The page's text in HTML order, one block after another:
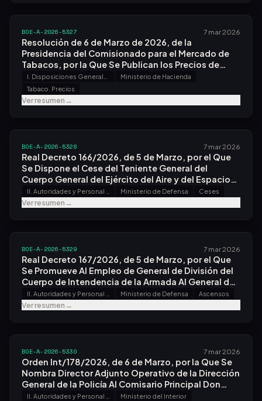
Interesados ante la Administración Tributaria.
BOE-A-2026-5327 7 mar 2026
Resolución de 6 de Marzo de 2026, de la
Presidencia del Comisionado para el Mercado de
Tabacos, por la Que Se Publican los Precios de
Venta Al Público de Determinadas Labores de
Tabaco en Expendedurías de Tabaco y Timbre del
Área de Península y Baleares.
Ministerio de Hacienda
Tabaco. Precios
Ver resumen→
BOE-A-2026-5328 7 mar 2026
Real Decreto 166/2026, de 5 de Marzo, por el Que
Se Dispone el Cese del Teniente General del
Cuerpo General del Ejército del Aire y del Espacio
Don José Luis Pardo Jario Como Jefe del Mando de
Apoyo Logístico del Ejército del Aire y del Espacio.
Ministerio de Defensa Ceses
Ver resumen→
BOE-A-2026-5329 7 mar 2026
Real Decreto 167/2026, de 5 de Marzo, por el Que
Se Promueve Al Empleo de General de División del
Cuerpo de Intendencia de la Armada Al General de
Brigada Don Francisco Javier Espósito Belizón.
Ministerio de Defensa Ascensos
Ver resumen→
BOE-A-2026-5330 7 mar 2026
Orden Int/178/2026, de 6 de Marzo, por la Que Se
Nombra Director Adjunto Operativo de la Dirección
General de la Policía Al Comisario Principal Don
José Luis Santafé Arnedo.Ministerio del Interior